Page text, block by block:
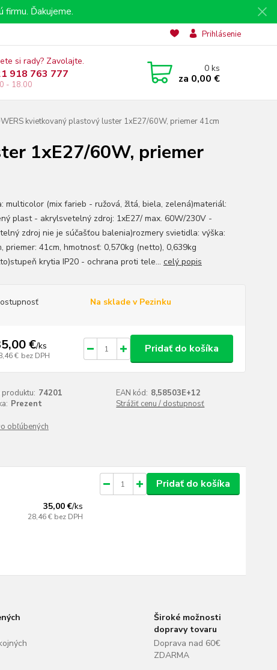
Ďakujeme.
Prihlásenie
si rady? Zavolajte.
918 763 777
- 18.00
0ks
za 0,00 €
kvietkovaný plastový luster 1xE27/60W, priemer 41cm
1xE27/60W, priemer
multicolor (mix farieb - ružová, žltá, biela, zelená)materiál:
plast - akrylsvetelný zdroj: 1xE27/ max. 60W/230V -
zdroj nie je súčašťou balenia)rozmery svietidla: výška:
priemer: 41cm, hmotnosť: 0,570kg (netto), 0,639kg
krytia IP20 - ochrana proti tele... celý popis
Na sklade v Pezinku
€/ks
€ bez DPH
Pridať do košíka
74201 EAN kód: 8,58503E+12
Prezent Strážiť cenu / dostupnosť
obľúbených
35,00 €/ks
28,46 € bez DPH
Pridať do košíka
Široké možnosti
dopravy tovaru
Doprava nad 60€
ZDARMA